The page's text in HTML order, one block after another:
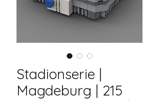
Stadionserie |
Magdeburg | 215